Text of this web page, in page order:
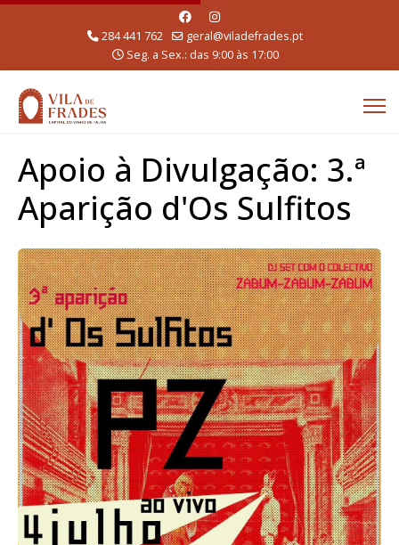
284 441 762
geral@viladefrades.pt
Seg. a Sex.: das 9:00 às 17:00
Apoio à Divulgação: 3.ª
Aparição d'Os Sulfitos